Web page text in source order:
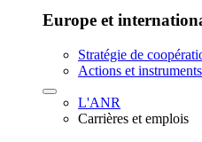
Europe et
Stratégie de
Actions et
L'ANR
Carrières et emplois